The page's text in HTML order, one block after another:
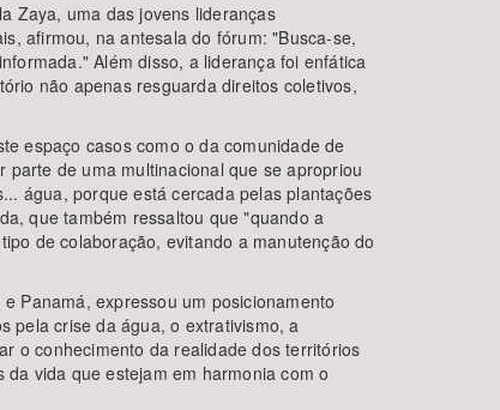
Zaya, uma das jovens lideranças
afirmou, na antesala do fórum: "Busca-se,
Além disso, a liderança foi enfática
não apenas resguarda direitos coletivos,
espaço casos como o da comunidade de
de uma multinacional que se apropriou
água, porque está cercada pelas plantações
que também ressaltou que "quando a
de colaboração, evitando a manutenção do
Panamá, expressou um posicionamento
pela crise da água, o extrativismo, a
o conhecimento da realidade dos territórios
vida que estejam em harmonia com o